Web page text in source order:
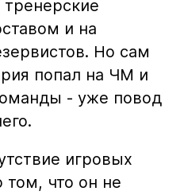
и на
Но сам
попал на ЧМ и
- уже повод
игровых
том, что он не